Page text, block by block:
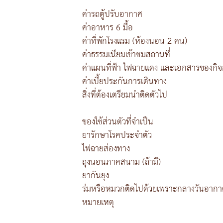
ค่ารถตู้ปรับอากาศ
ค่าอาหาร 6 มื้อ
ค่าที่พักโรงแรม (ห้องนอน 2 คน)
ค่าธรรมเนียมเข้าชมสถานที่
ค่าแผนที่ฟ้า ไฟฉายแดง และเอกสารของกิ
ค่าเบี้ยประกันการเดินทาง
สิ่งที่ต้องเตรียมนำติดตัวไป
ของใช้ส่วนตัวที่จำเป็น
ยารักษาโรคประจำตัว
ไฟฉายส่องทาง
ถุงนอนภาคสนาม (ถ้ามี)
ยากันยุง
ร่มหรือหมวกติดไปด้วยเพราะกลางวันอาก
หมายเหตุ